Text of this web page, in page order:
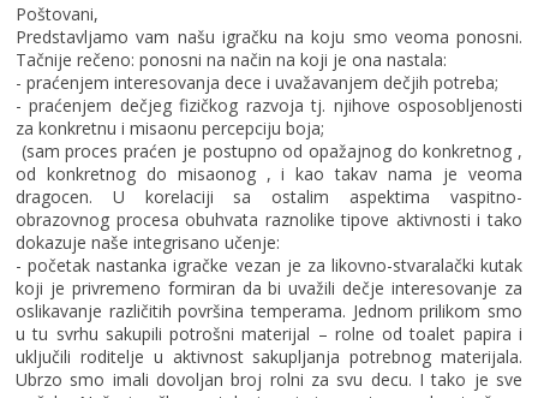
Poštovani,
Predstavljamo vam našu igračku na koju smo veoma ponosni.
Tačnije rečeno: ponosni na način na koji je ona nastala:
- praćenjem interesovanja dece i uvažavanjem dečjih potreba;
- praćenjem dečjeg fizičkog razvoja tj. njihove osposobljenosti
za konkretnu i misaonu percepciju boja;
(sam proces praćen je postupno od opažajnog do konkretnog ,
od konkretnog do misaonog , i kao takav nama je veoma
dragocen. U korelaciji sa ostalim aspektima vaspitno-
obrazovnog procesa obuhvata raznolike tipove aktivnosti i tako
dokazuje naše integrisano učenje:
- početak nastanka igračke vezan je za likovno-stvaralački kutak
koji je privremeno formiran da bi uvažili dečje interesovanje za
oslikavanje različitih površina temperama. Jednom prilikom smo
u tu svrhu sakupili potrošni materijal – rolne od toalet papira i
uključili roditelje u aktivnost sakupljanja potrebnog materijala.
Ubrzo smo imali dovoljan broj rolni za svu decu. I tako je sve